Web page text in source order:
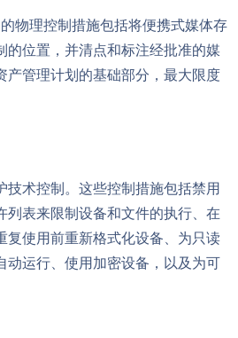
的物理控制措施包括将便携式媒体存
的位置，并清点和标注经批准的媒
产管理计划的基础部分，最大限度
技术控制。这些控制措施包括禁用
列表来限制设备和文件的执行、在
复使用前重新格式化设备、为只读
动运行、使用加密设备，以及为可